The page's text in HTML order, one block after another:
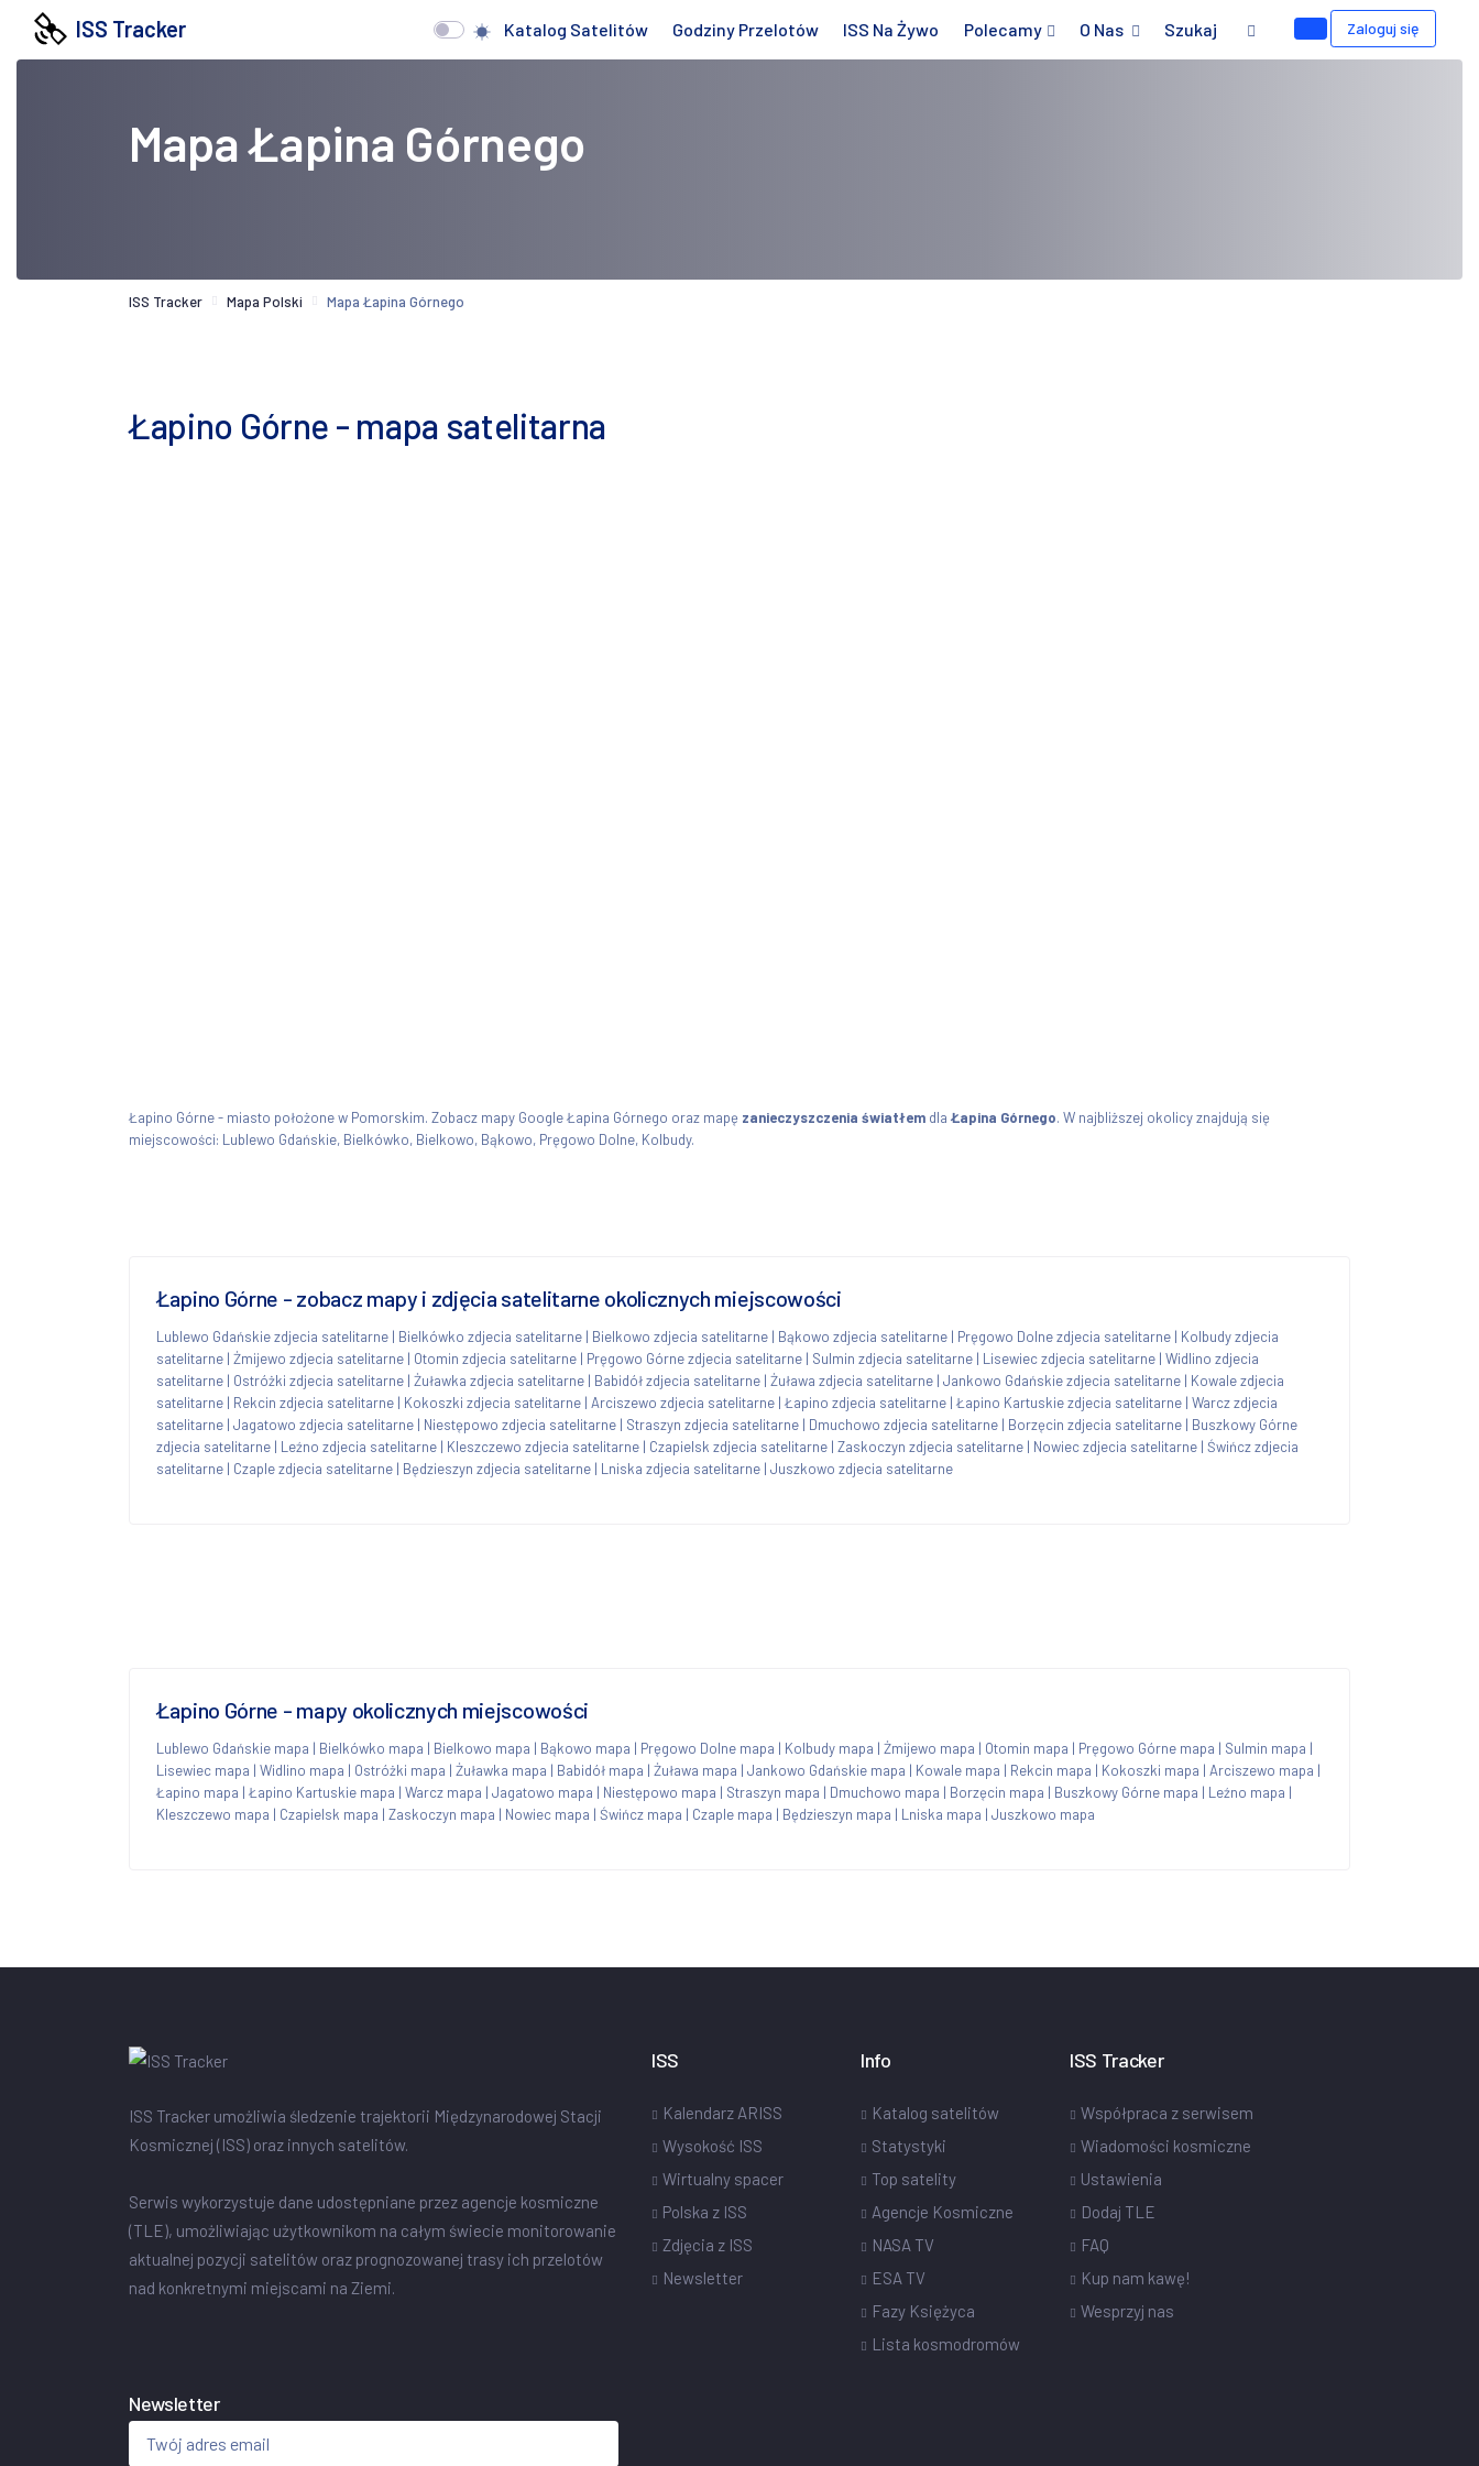
ISS Tracker Katalog Satelitów Godziny Przelotów ISS Na Żywo Polecamy O Nas Szukaj Zaloguj się
Mapa Łapina Górnego
ISS Tracker Mapa Polski Mapa Łapina Górnego
Łapino Górne - mapa satelitarna
Łapino Górne - miasto położone w Pomorskim. Zobacz mapy Google Łapina Górnego oraz mapę zanieczyszczenia światłem dla Łapina Górnego. W najbliższej okolicy znajdują się
miejscowości: Lublewo Gdańskie, Bielkówko, Bielkowo, Bąkowo, Pręgowo Dolne, Kolbudy.
Łapino Górne - zobacz mapy i zdjęcia satelitarne okolicznych miejscowości
Lublewo Gdańskie zdjecia satelitarne | Bielkówko zdjecia satelitarne | Bielkowo zdjecia satelitarne | Bąkowo zdjecia satelitarne | Pręgowo Dolne zdjecia satelitarne | Kolbudy zdjecia
satelitarne | Żmijewo zdjecia satelitarne | Otomin zdjecia satelitarne | Pręgowo Górne zdjecia satelitarne | Sulmin zdjecia satelitarne | Lisewiec zdjecia satelitarne | Widlino zdjecia
satelitarne | Ostróżki zdjecia satelitarne | Żuławka zdjecia satelitarne | Babidół zdjecia satelitarne | Żuława zdjecia satelitarne | Jankowo Gdańskie zdjecia satelitarne | Kowale zdjecia
satelitarne | Rekcin zdjecia satelitarne | Kokoszki zdjecia satelitarne | Arciszewo zdjecia satelitarne | Łapino zdjecia satelitarne | Łapino Kartuskie zdjecia satelitarne | Warcz zdjecia
satelitarne | Jagatowo zdjecia satelitarne | Niestępowo zdjecia satelitarne | Straszyn zdjecia satelitarne | Dmuchowo zdjecia satelitarne | Borzęcin zdjecia satelitarne | Buszkowy Górne
zdjecia satelitarne | Leźno zdjecia satelitarne | Kleszczewo zdjecia satelitarne | Czapielsk zdjecia satelitarne | Zaskoczyn zdjecia satelitarne | Nowiec zdjecia satelitarne | Świńcz zdjecia
satelitarne | Czaple zdjecia satelitarne | Będzieszyn zdjecia satelitarne | Lniska zdjecia satelitarne | Juszkowo zdjecia satelitarne
Łapino Górne - mapy okolicznych miejscowości
Lublewo Gdańskie mapa | Bielkówko mapa | Bielkowo mapa | Bąkowo mapa | Pręgowo Dolne mapa | Kolbudy mapa | Żmijewo mapa | Otomin mapa | Pręgowo Górne mapa | Sulmin mapa |
Lisewiec mapa | Widlino mapa | Ostróżki mapa | Żuławka mapa | Babidół mapa | Żuława mapa | Jankowo Gdańskie mapa | Kowale mapa | Rekcin mapa | Kokoszki mapa | Arciszewo mapa |
Łapino mapa | Łapino Kartuskie mapa | Warcz mapa | Jagatowo mapa | Niestępowo mapa | Straszyn mapa | Dmuchowo mapa | Borzęcin mapa | Buszkowy Górne mapa | Leźno mapa |
Kleszczewo mapa | Czapielsk mapa | Zaskoczyn mapa | Nowiec mapa | Świńcz mapa | Czaple mapa | Będzieszyn mapa | Lniska mapa | Juszkowo mapa
ISS Tracker umożliwia śledzenie trajektorii Międzynarodowej Stacji
Kosmicznej (ISS) oraz innych satelitów.
Serwis wykorzystuje dane udostępniane przez agencje kosmiczne
(TLE), umożliwiając użytkownikom na całym świecie monitorowanie
aktualnej pozycji satelitów oraz prognozowanej trasy ich przelotów
nad konkretnymi miejscami na Ziemi.
ISS
Kalendarz ARISS
Wysokość ISS
Wirtualny spacer
Polska z ISS
Zdjęcia z ISS
Newsletter
Info
Katalog satelitów
Statystyki
Top satelity
Agencje Kosmiczne
NASA TV
ESA TV
Fazy Księżyca
Lista kosmodromów
ISS Tracker
Współpraca z serwisem
Wiadomości kosmiczne
Ustawienia
Dodaj TLE
FAQ
Kup nam kawę!
Wesprzyj nas
Newsletter